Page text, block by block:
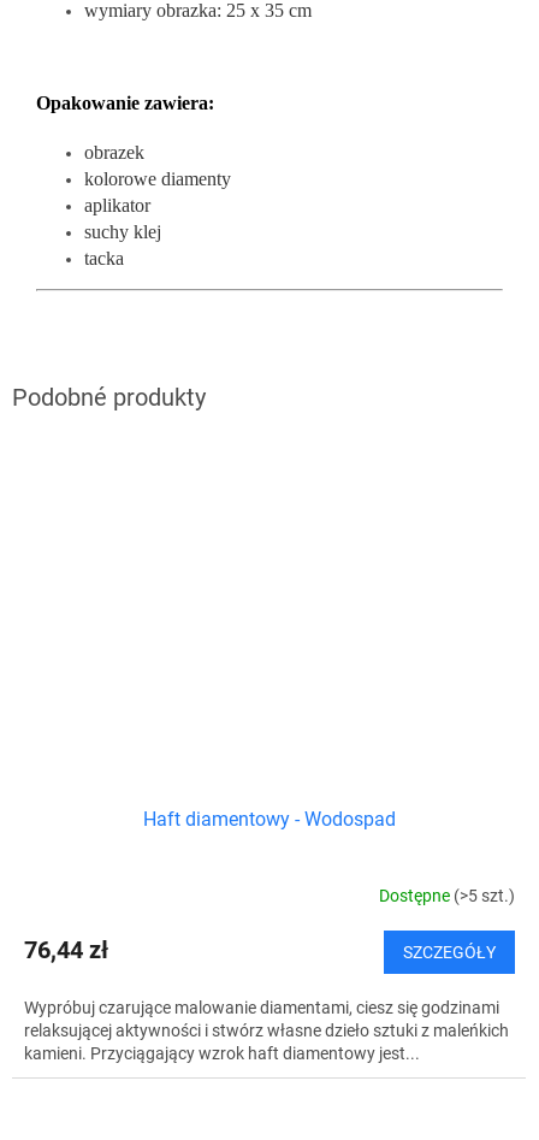
wymiary obrazka: 25 x 35 cm
Opakowanie zawiera:
obrazek
kolorowe diamenty
aplikator
suchy klej
tacka
Haft diamentowy - Wodospad
Dostępne (>5 szt.)
76,44 zł SZCZEGÓŁY
Wypróbuj czarujące malowanie diamentami, ciesz się godzinami
relaksującej aktywności i stwórz własne dzieło sztuki z maleńkich
kamieni. Przyciągający wzrok haft diamentowy jest...